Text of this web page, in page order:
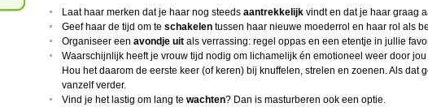
Laat haar merken dat je haar nog steeds aantrekkelijkvindt en dat je haar graag
Geef haar de tijd om te schakelentussen haar nieuwe moederrol en haar rol als
Organiseer een avondje uitals verrassing: regel oppas en een etentje in jullie
Waarschijnlijk heeft je vrouw tijd nodig om lichamelijk én emotioneel weer door jou
Hou het daarom de eerste keer (of keren) bij knuffelen, strelen en zoenen. Als dat
vanzelf verder.
Vind je het lastig om lang te wachten? Dan is masturberen ook een optie.